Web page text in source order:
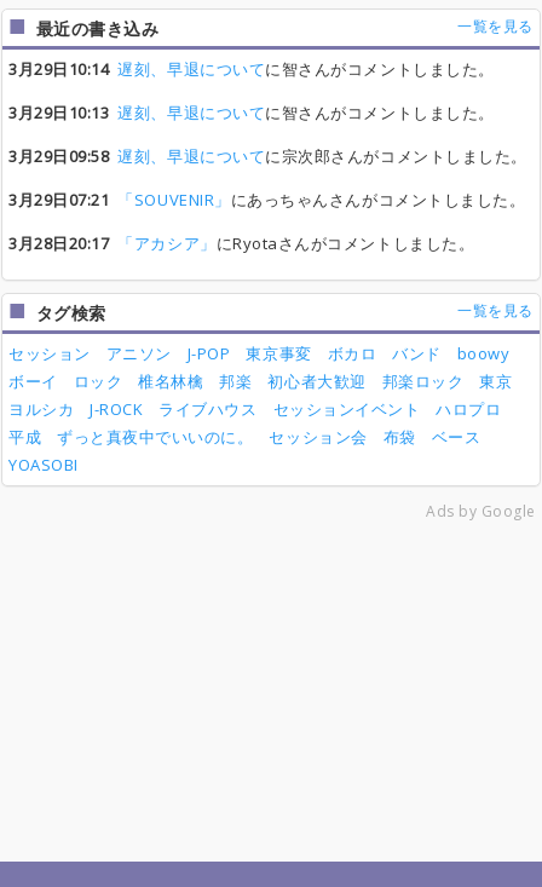
最近の書き込み 一覧を見る
3月29日10:14 遅刻、早退についてに智さんがコメントしました。
3月29日10:13 遅刻、早退についてに智さんがコメントしました。
3月29日09:58 遅刻、早退についてに宗次郎さんがコメントしました。
3月29日07:21
「SOUVENIR」 にあっちゃんさんがコメントしました。
3月28日20:17
「アカシア」 にRyotaさんがコメントしました。
タグ検索 一覧を見る
セッション アニソン J-POP 東京事変 ボカロ バンド
boowy
ボーイ
ロック 椎名林檎 邦楽 初心者大歓迎 邦楽ロック
東京
ヨルシカ
J-ROCK ライブハウス セッションイベント
ハロプロ
平成
ずっと真夜中でいいのに。 セッション会 布袋
ベース
YOASOBI
Ads by Google